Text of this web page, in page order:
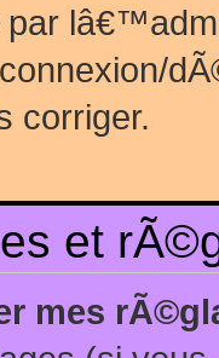
corriger.
et
mes